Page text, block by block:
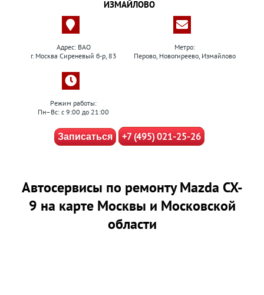
ИЗМАЙЛОВО
Адрес: ВАО
г. Москва Сиреневый б-р, 83
Метро:
Перово, Новогиреево, Измайлово
Режим работы:
Пн–Вс: с 9:00 до 21:00
Записаться +7 (495) 021-25-26
Автосервисы по ремонту Mazda CX-
9 на карте Москвы и Московской
области